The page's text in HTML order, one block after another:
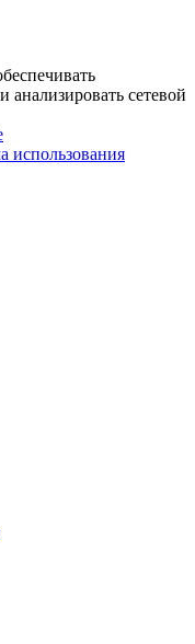
анализировать сетевой
использования